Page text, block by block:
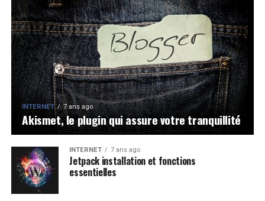
INTERNET 7 ans ago
Akismet, le plugin qui assure votre tranquillité
INTERNET 7 ans ago
Jetpack installation et fonctions
essentielles